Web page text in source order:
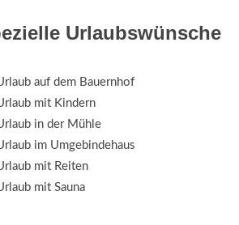
Urlaubswünsche
auf dem Bauernhof
mit Kindern
in der Mühle
im Umgebindehaus
mit Reiten
mit Sauna